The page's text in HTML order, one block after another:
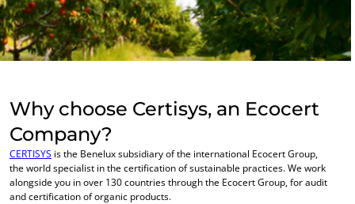
Why choose Certisys, an Ecocert
Company?
CERTISYS is the Benelux subsidiary of the international Ecocert Group,
the world specialist in the certification of sustainable practices. We work
alongside you in over 130 countries through the Ecocert Group, for audit
and certification of organic products.